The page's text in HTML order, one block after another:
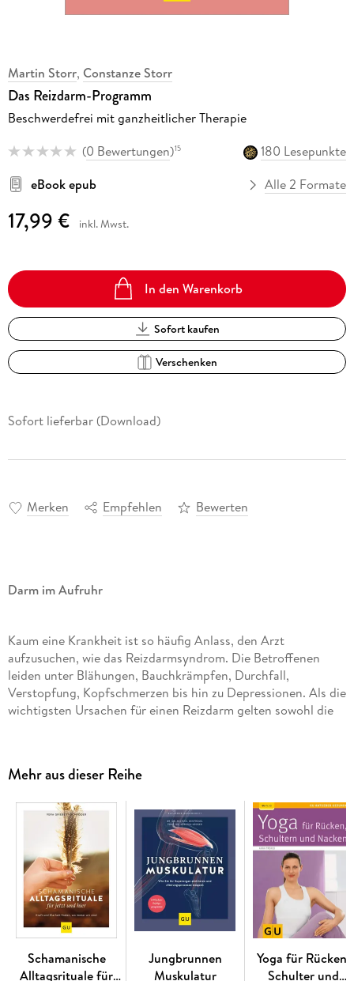
Martin Storr, Constanze Storr
Das Reizdarm-Programm
Beschwerdefrei mit ganzheitlicher Therapie
(0 Bewertungen)15
180 Lesepunkte
eBook epub
Alle 2 Formate
17,99 € inkl. Mwst.
In den Warenkorb
Sofort kaufen
Verschenken
Sofort lieferbar (Download)
Merken Empfehlen Bewerten
Darm im Aufruhr
Kaum eine Krankheit ist so häufig Anlass, den Arzt
aufzusuchen, wie das Reizdarmsyndrom. Die Betroffenen
leiden unter Blähungen, Bauchkrämpfen, Durchfall,
Verstopfung, Kopfschmerzen bis hin zu Depressionen. Als die
wichtigsten Ursachen für einen Reizdarm gelten sowohl die
Endlich Ruhe im Bauch!
Dieser Ratgeber bietet ein ganzheitliches Programm zur
Selbsthilfe bei Reizdarm: Er erklärt, wie eine FODMAP-Diät
als DER therapeutische Schlüssel aussieht, und zeigt mit rund
50 Rezepten, wie eine entsprechende Ernährung im Alltag
mit Genuss umsetzbar ist. In Hinblick auf die ebenso wichtige
Stressreduktion gibt der Ratgeber entspannende und
aktivitätssteigernde Übungen aus dem Yoga, dem Autogenem
Mehr aus dieser Reihe
Schamanische
Alltagsrituale für
Jungbrunnen
Muskulatur
Yoga für Rücken,
Schulter und